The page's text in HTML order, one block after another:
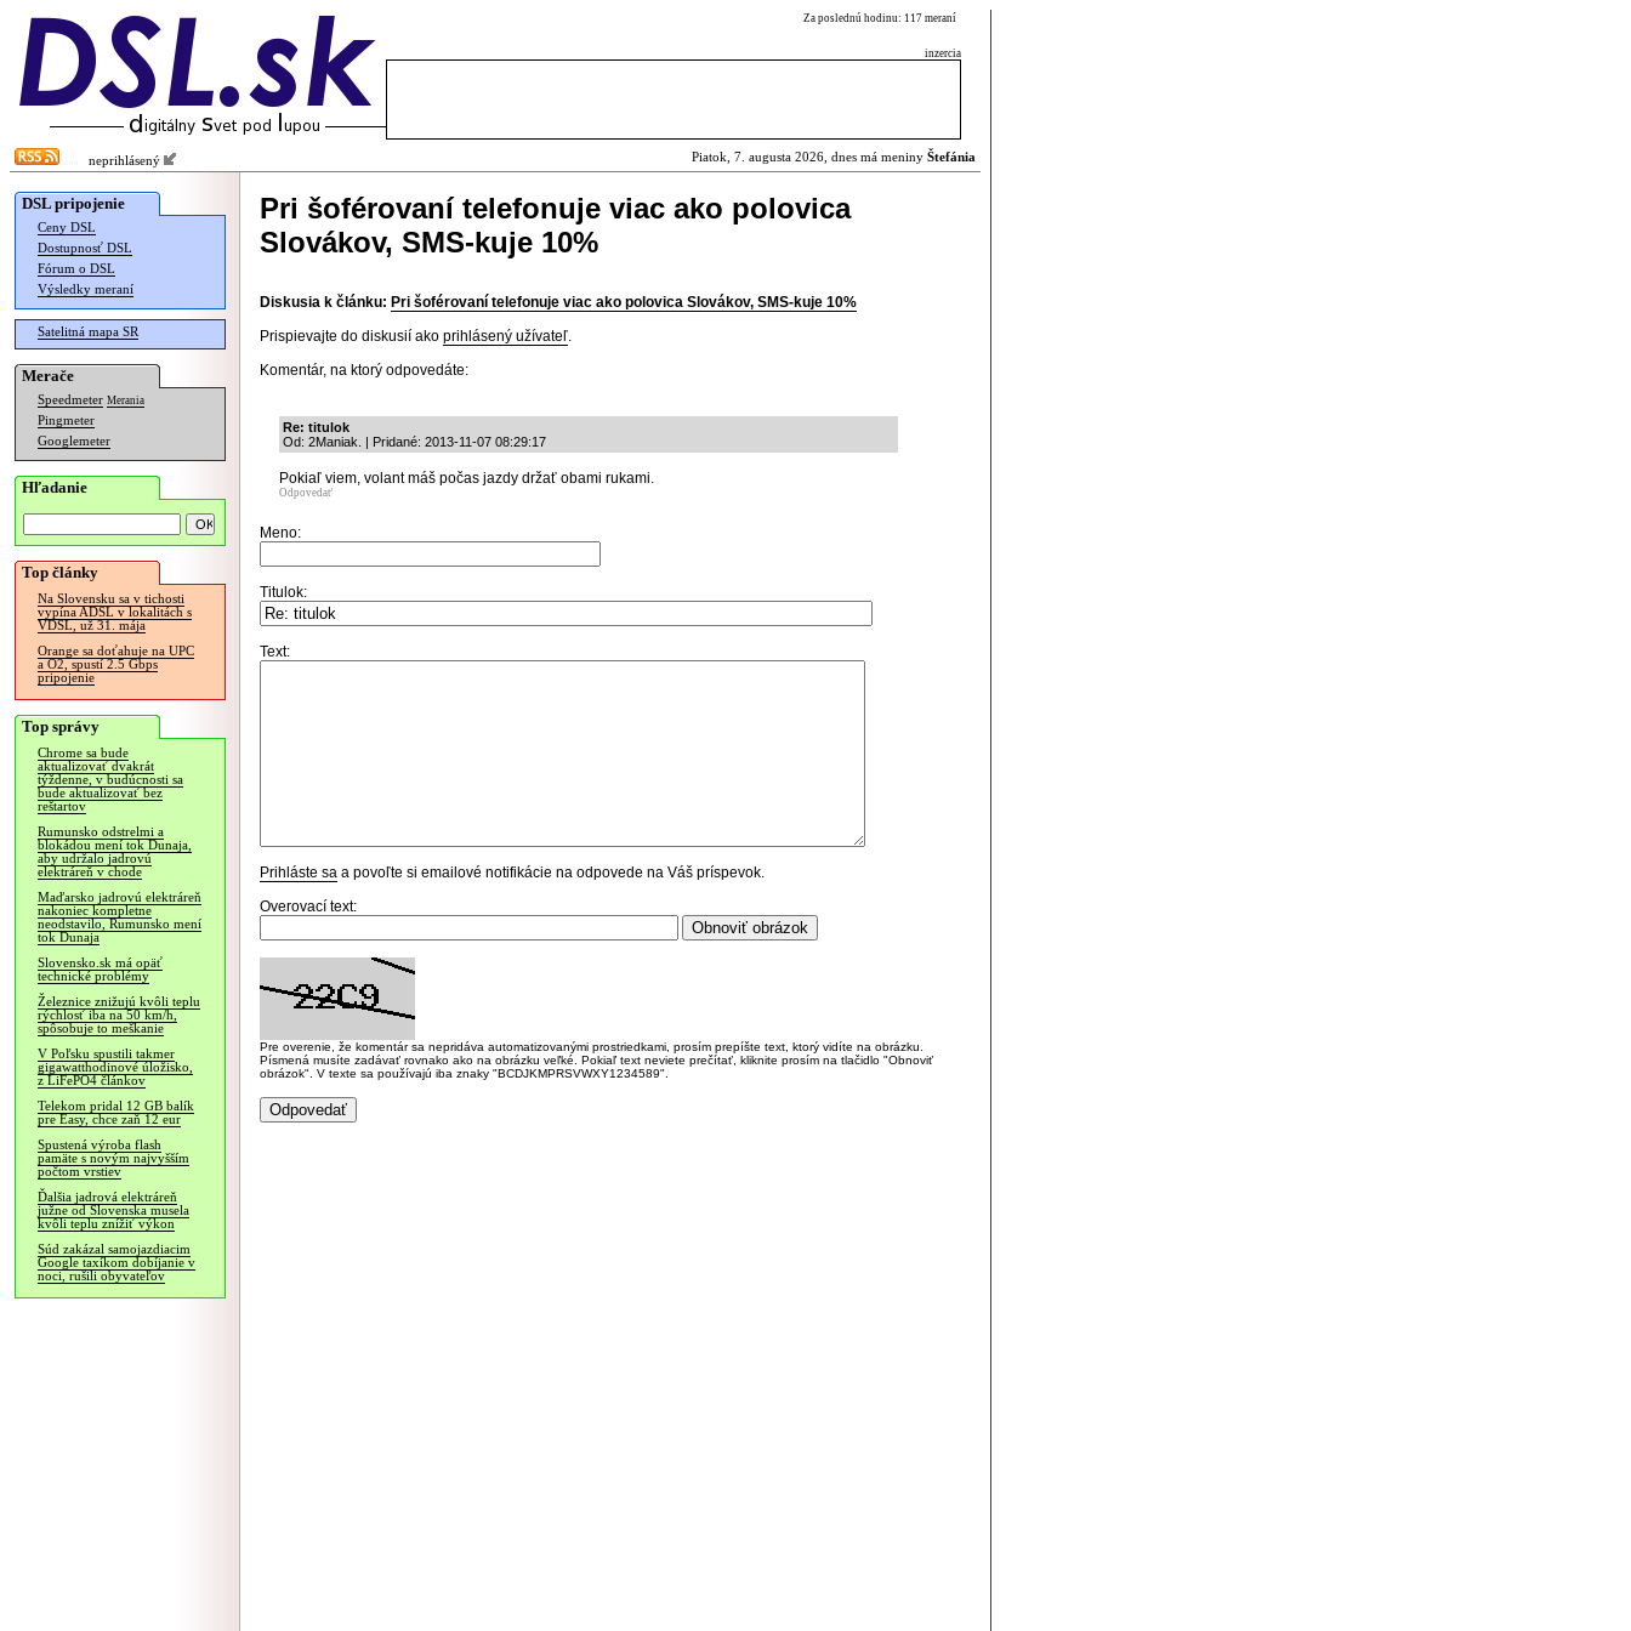
Za poslednú hodinu: 117 meraní
inzercia
neprihlásený Piatok, 7. augusta 2026, dnes má meniny Štefánia
DSL pripojenie
Ceny DSL
Dostupnosť DSL
Fórum o DSL
Výsledky meraní
Satelitná mapa SR
Merače
Speedmeter Merania
Pingmeter
Googlemeter
Hľadanie
Top články
Na Slovensku sa v tichosti
vypína ADSL v lokalitách s
VDSL, už 31. mája
Orange sa doťahuje na UPC
a O2, spustí 2.5 Gbps
pripojenie
Top správy
Chrome sa bude
aktualizovať dvakrát
týždenne, v budúcnosti sa
bude aktualizovať bez
reštartov
Rumunsko odstrelmi a
blokádou mení tok Dunaja,
aby udržalo jadrovú
elektráreň v chode
Maďarsko jadrovú elektráreň
nakoniec kompletne
neodstavilo, Rumunsko mení
tok Dunaja
Slovensko.sk má opäť
technické problémy
Železnice znižujú kvôli teplu
rýchlosť iba na 50 km/h,
spôsobuje to meškanie
V Poľsku spustili takmer
gigawatthodinové úložisko,
z LiFePO4 článkov
Telekom pridal 12 GB balík
pre Easy, chce zaň 12 eur
Spustená výroba flash
pamäte s novým najvyšším
počtom vrstiev
Ďalšia jadrová elektráreň
južne od Slovenska musela
kvôli teplu znížiť výkon
Súd zakázal samojazdiacim
Google taxíkom dobíjanie v
noci, rušili obyvateľov
Pri šoférovaní telefonuje viac ako polovica
Slovákov, SMS-kuje 10%
Diskusia k článku: Pri šoférovaní telefonuje viac ako polovica Slovákov, SMS-kuje 10%
Prispievajte do diskusií ako prihlásený užívateľ.
Komentár, na ktorý odpovedáte:
Re: titulok
Od: 2Maniak. | Pridané: 2013-11-07 08:29:17
Pokiaľ viem, volant máš počas jazdy držať obami rukami.
Odpovedať
Meno:
Titulok:
Text:
Prihláste sa a povoľte si emailové notifikácie na odpovede na Váš príspevok.
Overovací text:
Pre overenie, že komentár sa nepridáva automatizovanými prostriedkami, prosím prepíšte text, ktorý vidíte na obrázku.
Písmená musíte zadávať rovnako ako na obrázku veľké. Pokiaľ text neviete prečítať, kliknite prosím na tlačidlo "Obnoviť
obrázok". V texte sa používajú iba znaky "BCDJKMPRSVWXY1234589".